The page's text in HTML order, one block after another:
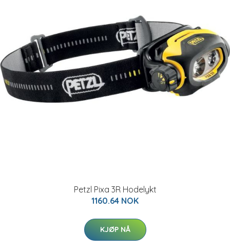
Petzl Pixa 3R Hodelykt
1160.64 NOK
KJØP NÅ